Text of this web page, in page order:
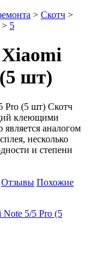
> Скотч >
> 5
шт)
Pro (5 шт) Скотч
клеющими
аналогом
несколько
и степени
Отзывы Похожие